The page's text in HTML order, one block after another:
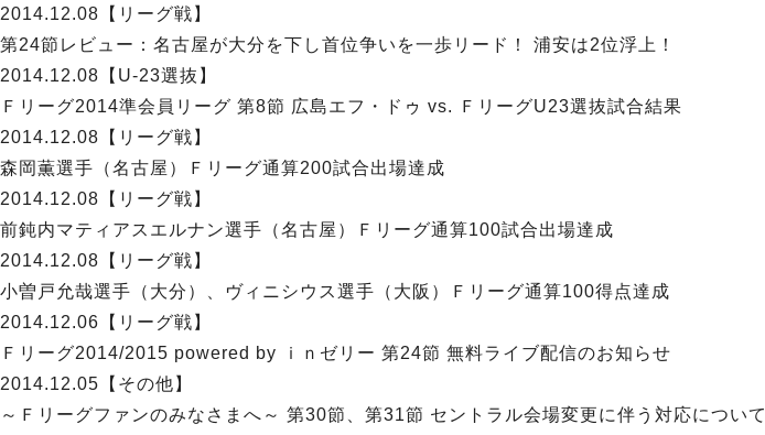
2014.12.08 【リーグ戦】
第24節レビュー：名古屋が大分を下し首位争いを一歩リード！ 浦安は2位浮上！
2014.12.08 【U-23選抜】
Ｆリーグ2014準会員リーグ 第8節 広島エフ・ドゥ vs. ＦリーグU23選抜試合結果
2014.12.08 【リーグ戦】
森岡薫選手（名古屋）Ｆリーグ通算200試合出場達成
2014.12.08 【リーグ戦】
前鈍内マティアスエルナン選手（名古屋）Ｆリーグ通算100試合出場達成
2014.12.08 【リーグ戦】
小曽戸允哉選手（大分）、ヴィニシウス選手（大阪）Ｆリーグ通算100得点達成
2014.12.06 【リーグ戦】
Ｆリーグ2014/2015 powered by ｉｎゼリー 第24節 無料ライブ配信のお知らせ
2014.12.05 【その他】
～Ｆリーグファンのみなさまへ～ 第30節、第31節 セントラル会場変更に伴う対応について